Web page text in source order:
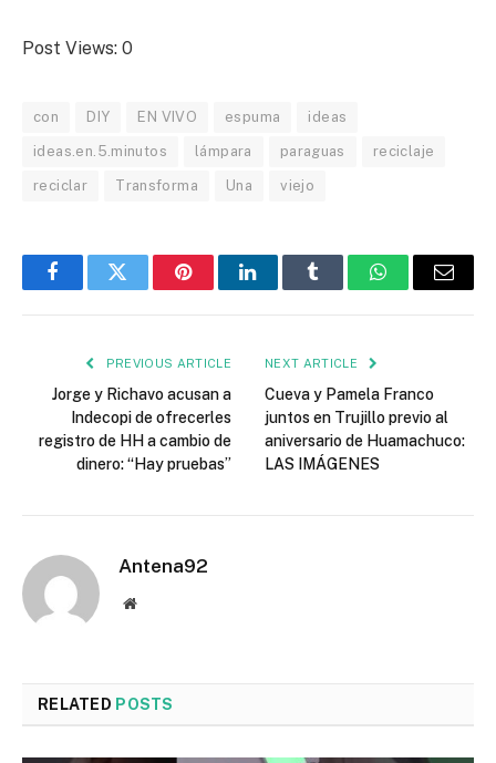
Post Views: 0
con DIY EN VIVO espuma ideas
ideas.en.5.minutos lámpara paraguas reciclaje
reciclar Transforma Una viejo
FacebookTwitter PinterestLinkedInTumblr WhatsAppEmail
PREVIOUS ARTICLE
Jorge y Richavo acusan a
Indecopi de ofrecerles
registro de HH a cambio de
dinero: “Hay pruebas”
NEXT ARTICLE
Cueva y Pamela Franco
juntos en Trujillo previo al
aniversario de Huamachuco:
LAS IMÁGENES
Antena92
Website
RELATED POSTS